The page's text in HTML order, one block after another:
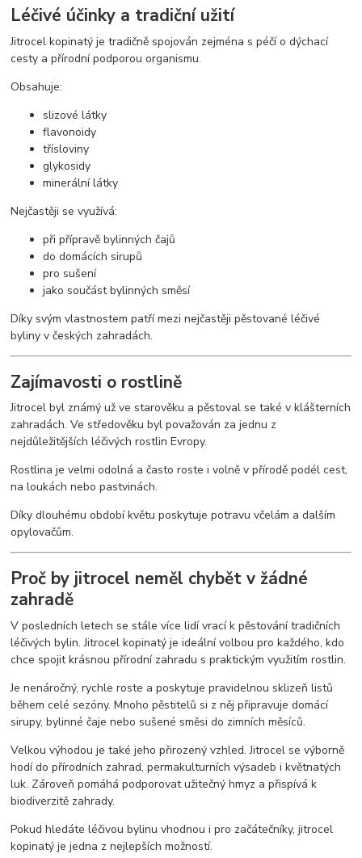
Léčivé účinky a tradiční užití
Jitrocel kopinatý je tradičně spojován zejména s péčí o dýchací
cesty a přírodní podporou organismu.
Obsahuje:
slizové látky
flavonoidy
třísloviny
glykosidy
minerální látky
Nejčastěji se využívá:
při přípravě bylinných čajů
do domácích sirupů
pro sušení
jako součást bylinných směsí
Díky svým vlastnostem patří mezi nejčastěji pěstované léčivé
byliny v českých zahradách.
Zajímavosti o rostlině
Jitrocel byl známý už ve starověku a pěstoval se také v klášterních
zahradách. Ve středověku byl považován za jednu z
nejdůležitějších léčivých rostlin Evropy.
Rostlina je velmi odolná a často roste i volně v přírodě podél cest,
na loukách nebo pastvinách.
Díky dlouhému období květu poskytuje potravu včelám a dalším
opylovačům.
Proč by jitrocel neměl chybět v žádné
zahradě
V posledních letech se stále více lidí vrací k pěstování tradičních
léčivých bylin. Jitrocel kopinatý je ideální volbou pro každého, kdo
chce spojit krásnou přírodní zahradu s praktickým využitím rostlin.
Je nenáročný, rychle roste a poskytuje pravidelnou sklizeň listů
během celé sezóny. Mnoho pěstitelů si z něj připravuje domácí
sirupy, bylinné čaje nebo sušené směsi do zimních měsíců.
Velkou výhodou je také jeho přirozený vzhled. Jitrocel se výborně
hodí do přírodních zahrad, permakulturních výsadeb i květnatých
luk. Zároveň pomáhá podporovat užitečný hmyz a přispívá k
biodiverzitě zahrady.
Pokud hledáte léčivou bylinu vhodnou i pro začátečníky, jitrocel
kopinatý je jedna z nejlepších možností.